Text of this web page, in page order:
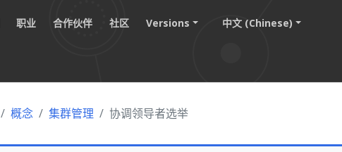
职业 合作伙伴 社区 Versions 中文 (Chinese)
概念 集群管理 协调领导者选举